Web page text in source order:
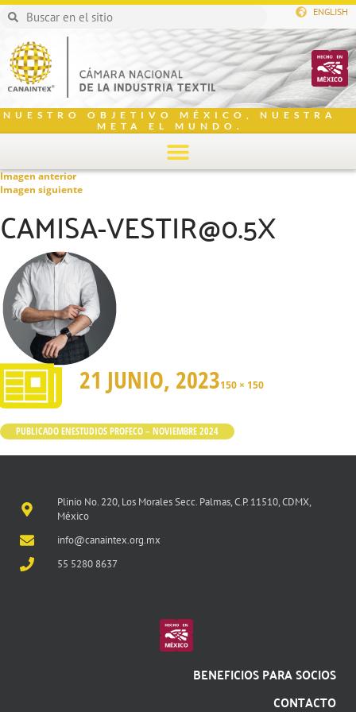
ENGLISH
NUESTRO OBJETIVO MÉXICO, NUESTRA
META EL MUNDO.
Imagen anterior
Imagen siguiente
CAMISA-VESTIR@0.5X
21 JUNIO, 2023150 × 150
PUBLICADO ENESTUDIOS PROFECO – NOVIEMBRE 2024
Plinio No. 220, Los Morales Secc. Palmas, C.P. 11510, CDMX,
México
info@canaintex.org.mx
55 5280 8637
BENEFICIOS PARA SOCIOS
CONTACTO